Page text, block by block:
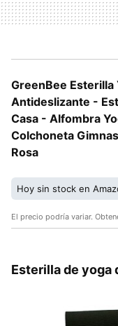
GreenBee Esterilla
Antideslizante -
Casa - Alfombra
Colchoneta
Rosa
Hoy sin stock en
El precio podría variar.
Esterilla de yoga